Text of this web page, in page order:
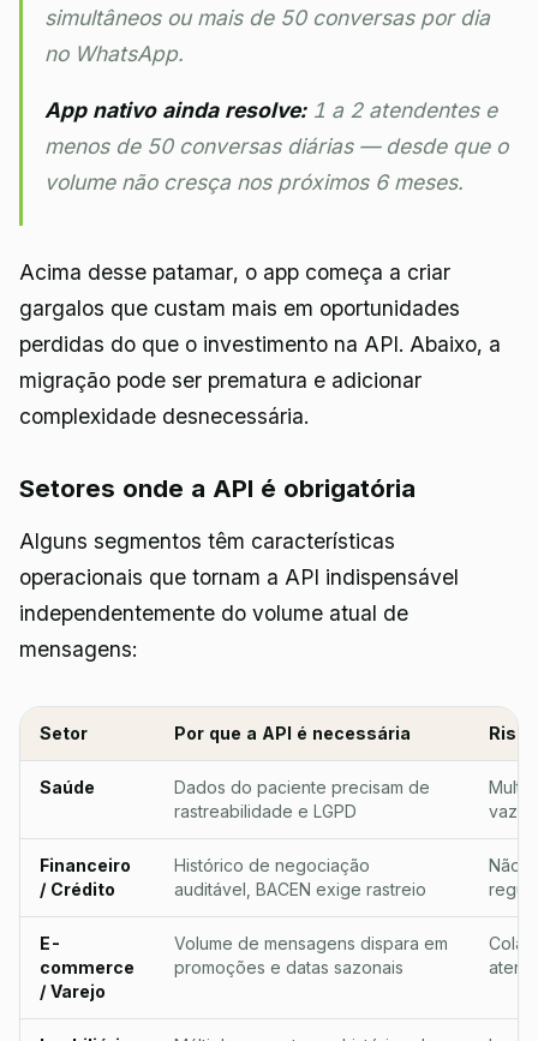
simultâneos oumais de 50 conversas por dia
no WhatsApp.
App nativo ainda resolve:1 a 2 atendentes e
menos de 50 conversas diárias — desde que o
volume não cresça nos próximos 6 meses.
Acima desse patamar, o app começa a criar
gargalos que custam mais em oportunidades
perdidas do que o investimento na API. Abaixo, a
migração pode ser prematura e adicionar
complexidade desnecessária.
Setores onde a API é obrigatória
Alguns segmentos têm características
operacionais que tornam a API indispensável
independentemente do volume atual de
mensagens:
Setor Por que a API é necessária
Saúde
Dados do paciente precisam de
rastreabilidade e LGPD
Multa
Financeiro
/ Crédito
Histórico de negociação
auditável, BACEN exige rastreio
Não
E-
commerce
/ Varejo
Volume de mensagens dispara em
promoções e datas sazonais